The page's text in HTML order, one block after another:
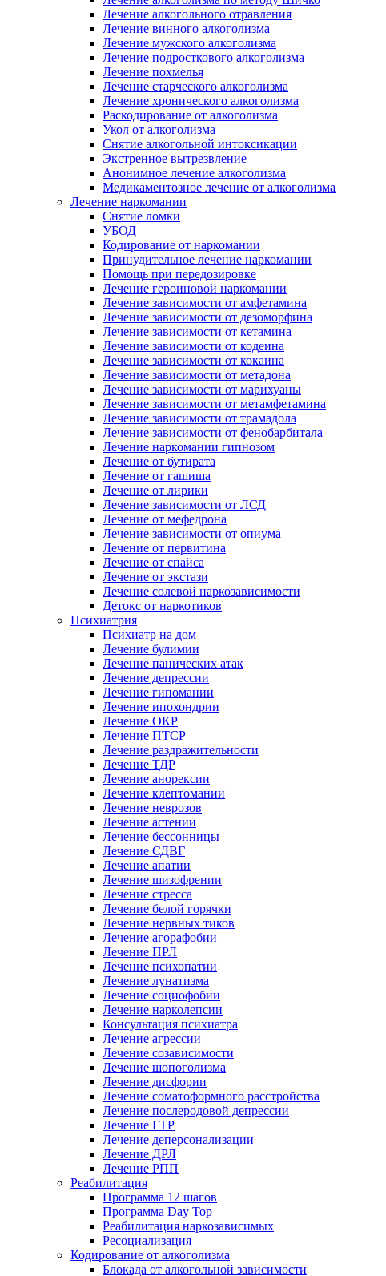
Лечение алкогольного отравления
Лечение винного алкоголизма
Лечение мужского алкоголизма
Лечение подросткового алкоголизма
Лечение похмелья
Лечение старческого алкоголизма
Лечение хронического алкоголизма
Раскодирование от алкоголизма
Укол от алкоголизма
Снятие алкогольной интоксикации
Экстренное вытрезвление
Анонимное лечение алкоголизма
Медикаментозное лечение от алкоголизма
Лечение наркомании
Снятие ломки
УБОД
Кодирование от наркомании
Принудительное лечение наркомании
Помощь при передозировке
Лечение героиновой наркомании
Лечение зависимости от амфетамина
Лечение зависимости от дезоморфина
Лечение зависимости от кетамина
Лечение зависимости от кодеина
Лечение зависимости от кокаина
Лечение зависимости от метадона
Лечение зависимости от марихуаны
Лечение зависимости от метамфетамина
Лечение зависимости от трамадола
Лечение зависимости от фенобарбитала
Лечение наркомании гипнозом
Лечение от бутирата
Лечение от гашиша
Лечение от лирики
Лечение зависимости от ЛСД
Лечение от мефедрона
Лечение зависимости от опиума
Лечение от первитина
Лечение от спайса
Лечение от экстази
Лечение солевой наркозависимости
Детокс от наркотиков
Психиатрия
Психиатр на дом
Лечение булимии
Лечение панических атак
Лечение депрессии
Лечение гипомании
Лечение ипохондрии
Лечение ОКР
Лечение ПТСР
Лечение раздражительности
Лечение ТДР
Лечение анорексии
Лечение клептомании
Лечение неврозов
Лечение астении
Лечение бессонницы
Лечение СДВГ
Лечение апатии
Лечение шизофрении
Лечение стресса
Лечение белой горячки
Лечение нервных тиков
Лечение агорафобии
Лечение ПРЛ
Лечение психопатии
Лечение лунатизма
Лечение социофобии
Лечение нарколепсии
Консультация психиатра
Лечение агрессии
Лечение созависимости
Лечение шопоголизма
Лечение дисфории
Лечение соматоформного расстройства
Лечение послеродовой депрессии
Лечение ГТР
Лечение деперсонализации
Лечение ДРЛ
Лечение РПП
Реабилитация
Программа 12 шагов
Программа Day Top
Реабилитация наркозависимых
Ресоциализация
Кодирование от алкоголизма
Блокада от алкогольной зависимости